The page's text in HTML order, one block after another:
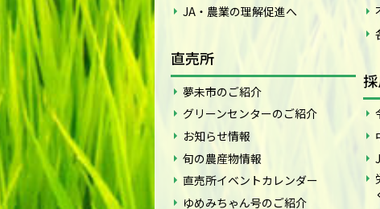
JA・農業の理解促進へ
直売所
夢未市のご紹介
グリーンセンターのご紹介
お知らせ情報
旬の農産物情報
直売所イベントカレンダー
ゆめみちゃん号のご紹介